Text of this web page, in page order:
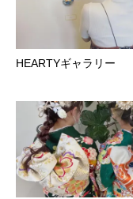
HEARTYギャラリー